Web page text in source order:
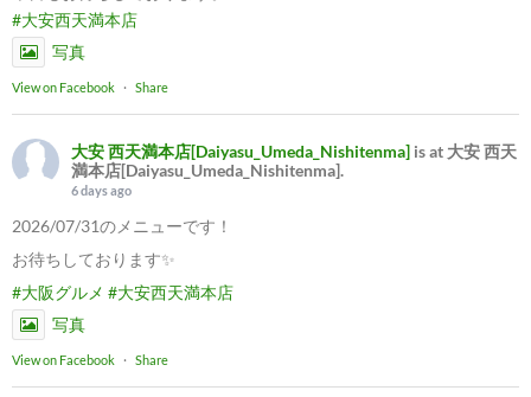
#大安西天満本店
写真
View on Facebook · Share
大安 西天満本店[Daiyasu_Umeda_Nishitenma] is at 大安 西天
満本店[Daiyasu_Umeda_Nishitenma].
6 days ago
2026/07/31のメニューです！
お待ちしております✨
#大阪グルメ #大安西天満本店
写真
View on Facebook · Share